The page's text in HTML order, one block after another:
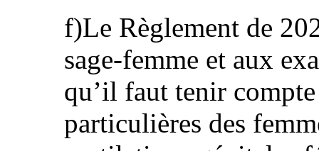
f)Le Règlement de
sage-femme et aux
qu’il faut tenir
particulières des